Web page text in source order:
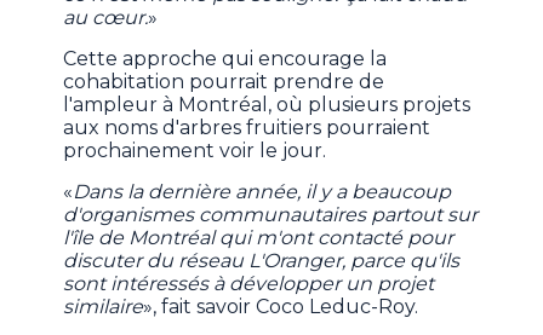
au cœur.»
Cette approche qui encourage la
cohabitation pourrait prendre de
l'ampleur à Montréal, où plusieurs projets
aux noms d'arbres fruitiers pourraient
prochainement voir le jour.
«Dans la dernière année, il y a beaucoup
d'organismes communautaires partout sur
l'île de Montréal qui m'ont contacté pour
discuter du réseau L'Oranger, parce qu'ils
sont intéressés à développer un projet
similaire», fait savoir Coco Leduc-Roy.